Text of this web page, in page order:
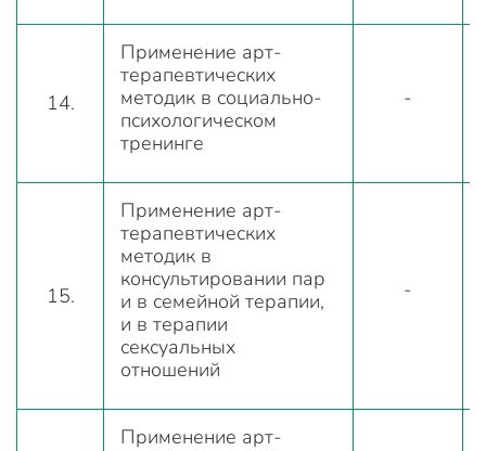
14.
Применение арт-
терапевтических
методик в социально-
психологическом
тренинге
-
15.
Применение арт-
терапевтических
методик в
консультировании пар
и в семейной терапии,
и в терапии
сексуальных
отношений
-
Применение арт-